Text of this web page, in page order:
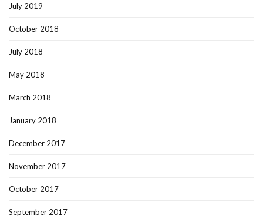
July 2019
October 2018
July 2018
May 2018
March 2018
January 2018
December 2017
November 2017
October 2017
September 2017